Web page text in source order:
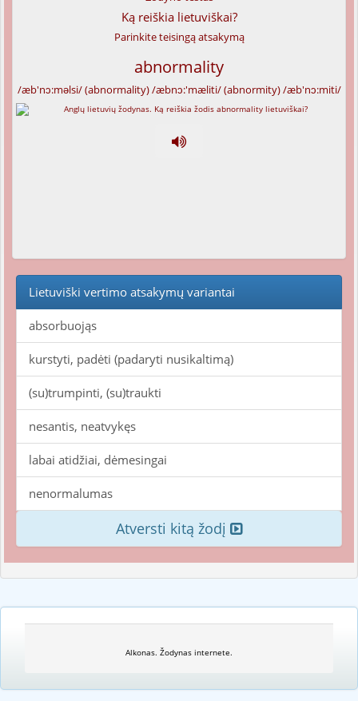
Ką reiškia lietuviškai?
Parinkite teisingą atsakymą
abnormality
/æb'nɔ:məlsi/ (abnormality) /æbnɔ:'mæliti/ (abnormity) /æb'nɔ:miti/
Lietuviški vertimo atsakymų variantai
absorbuojąs
kurstyti, padėti (padaryti nusikaltimą)
(su)trumpinti, (su)traukti
nesantis, neatvykęs
labai atidžiai, dėmesingai
nenormalumas
Atversti kitą žodį
Alkonas. Žodynas internete.